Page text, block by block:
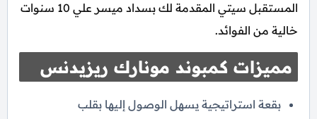
المستقبل سيتي المقدمة لك بسداد ميسر علي 10 سنوات
خالية من الفوائد.
مميزات كمبوند مونارك ريزيدنس
بقعة استراتيجية يسهل الوصول إليها بقلب